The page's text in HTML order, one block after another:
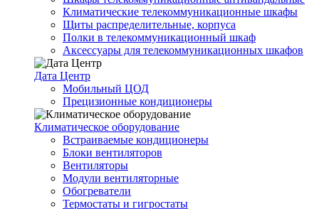
Климатические телекоммуникационные шкафы
Щиты распределительные, корпуса
Полки в телекоммуникационный шкаф
Аксессуары для телекоммуникационных шкафов
Дата Центр
Мобильный ЦОД
Прецизионные кондиционеры
Климатичeское оборудование
Встраиваемые кондиционеры
Блоки вентиляторов
Вентиляторы
Модули вентиляторные
Обогреватели
Термостаты и гигростаты